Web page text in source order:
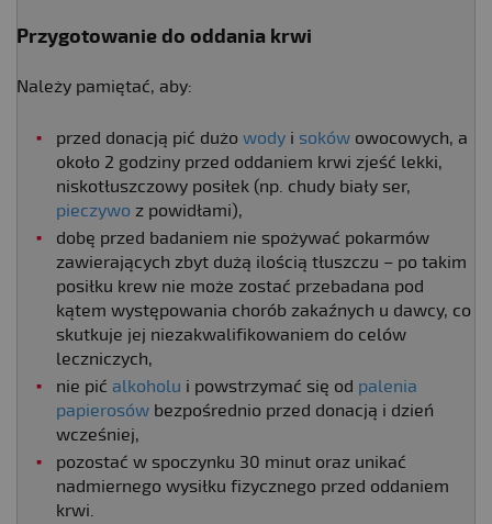
Przygotowanie do oddania krwi
Należy pamiętać, aby:
przed donacją pić dużo wody i soków owocowych, a
około 2 godziny przed oddaniem krwi zjeść lekki,
niskotłuszczowy posiłek (np. chudy biały ser,
pieczywo z powidłami),
dobę przed badaniem nie spożywać pokarmów
zawierających zbyt dużą ilością tłuszczu – po takim
posiłku krew nie może zostać przebadana pod
kątem występowania chorób zakaźnych u dawcy, co
skutkuje jej niezakwalifikowaniem do celów
leczniczych,
nie pić alkoholu i powstrzymać się od palenia
papierosów bezpośrednio przed donacją i dzień
wcześniej,
pozostać w spoczynku 30 minut oraz unikać
nadmiernego wysiłku fizycznego przed oddaniem
krwi.